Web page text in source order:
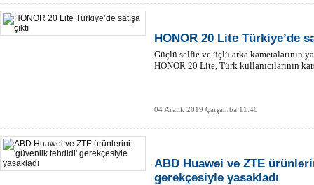
HONOR 20 Lite Türkiye’de
Güçlü selfie ve üçlü arka kameralarının
HONOR 20 Lite, Türk kullanıcılarının
04 Aralık 2019 Çarşamba 11:40
ABD Huawei ve ZTE
gerekçesiyle yasakladı